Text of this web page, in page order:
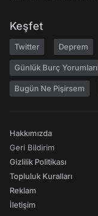
Keşfet
Twitter Deprem
Günlük Burç Yorumları
Bugün Ne Pişirsem
Hakkımızda
Geri Bildirim
Gizlilik Politikası
Topluluk Kuralları
Reklam
İletişim